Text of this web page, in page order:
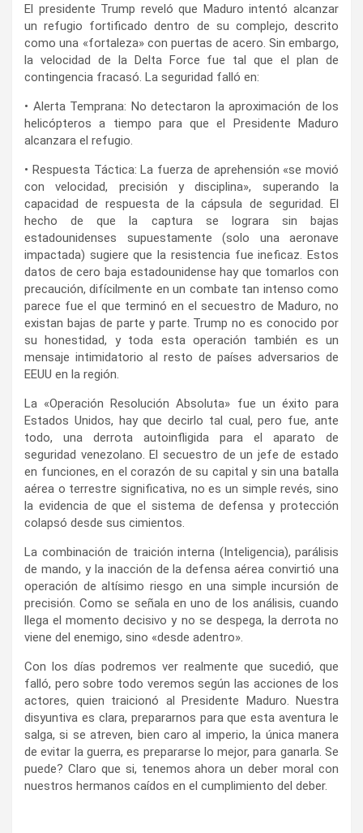
El presidente Trump reveló que Maduro intentó alcanzar
un refugio fortificado dentro de su complejo, descrito
como una «fortaleza» con puertas de acero. Sin embargo,
la velocidad de la Delta Force fue tal que el plan de
contingencia fracasó. La seguridad falló en:
• Alerta Temprana: No detectaron la aproximación de los
helicópteros a tiempo para que el Presidente Maduro
alcanzara el refugio.
• Respuesta Táctica: La fuerza de aprehensión «se movió
con velocidad, precisión y disciplina», superando la
capacidad de respuesta de la cápsula de seguridad. El
hecho de que la captura se lograra sin bajas
estadounidenses supuestamente (solo una aeronave
impactada) sugiere que la resistencia fue ineficaz. Estos
datos de cero baja estadounidense hay que tomarlos con
precaución, difícilmente en un combate tan intenso como
parece fue el que terminó en el secuestro de Maduro, no
existan bajas de parte y parte. Trump no es conocido por
su honestidad, y toda esta operación también es un
mensaje intimidatorio al resto de países adversarios de
EEUU en la región.
La «Operación Resolución Absoluta» fue un éxito para
Estados Unidos, hay que decirlo tal cual, pero fue, ante
todo, una derrota autoinfligida para el aparato de
seguridad venezolano. El secuestro de un jefe de estado
en funciones, en el corazón de su capital y sin una batalla
aérea o terrestre significativa, no es un simple revés, sino
la evidencia de que el sistema de defensa y protección
colapsó desde sus cimientos.
La combinación de traición interna (Inteligencia), parálisis
de mando, y la inacción de la defensa aérea convirtió una
operación de altísimo riesgo en una simple incursión de
precisión. Como se señala en uno de los análisis, cuando
llega el momento decisivo y no se despega, la derrota no
viene del enemigo, sino «desde adentro».
Con los días podremos ver realmente que sucedió, que
falló, pero sobre todo veremos según las acciones de los
actores, quien traicionó al Presidente Maduro. Nuestra
disyuntiva es clara, prepararnos para que esta aventura le
salga, si se atreven, bien caro al imperio, la única manera
de evitar la guerra, es prepararse lo mejor, para ganarla. Se
puede? Claro que si, tenemos ahora un deber moral con
nuestros hermanos caídos en el cumplimiento del deber.